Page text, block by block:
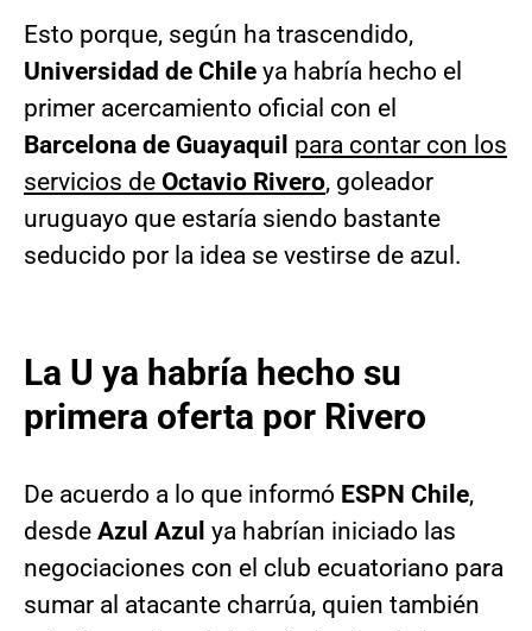
Esto porque, según ha trascendido,
Universidad de Chile ya habría hecho el
primer acercamiento oficial con el
Barcelona de Guayaquil para contar con los
servicios de Octavio Rivero, goleador
uruguayo que estaría siendo bastante
seducido por la idea se vestirse de azul.
La U ya habría hecho su
primera oferta por Rivero
De acuerdo a lo que informó ESPN Chile,
desde Azul Azul ya habrían iniciado las
negociaciones con el club ecuatoriano para
sumar al atacante charrúa, quien también